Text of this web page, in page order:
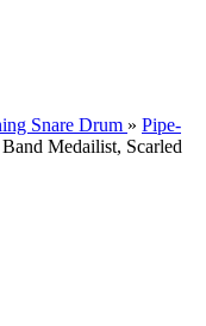
Snare Drum » Pipe-
Medailist, Scarled